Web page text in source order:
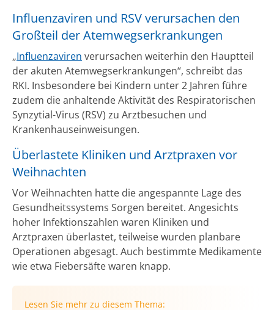
Influenzaviren und RSV verursachen den
Großteil der Atemwegserkrankungen
„Influenzaviren verursachen weiterhin den Hauptteil
der akuten Atemwegserkrankungen“, schreibt das
RKI. Insbesondere bei Kindern unter 2 Jahren führe
zudem die anhaltende Aktivität des Respiratorischen
Synzytial-Virus (RSV) zu Arztbesuchen und
Krankenhauseinweisungen.
Überlastete Kliniken und Arztpraxen vor
Weihnachten
Vor Weihnachten hatte die angespannte Lage des
Gesundheitssystems Sorgen bereitet. Angesichts
hoher Infektionszahlen waren Kliniken und
Arztpraxen überlastet, teilweise wurden planbare
Operationen abgesagt. Auch bestimmte Medikamente
wie etwa Fiebersäfte waren knapp.
Lesen Sie mehr zu diesem Thema: